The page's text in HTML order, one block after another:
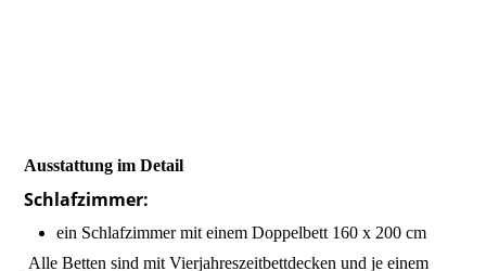
Ausstattung im Detail
Schlafzimmer:
ein Schlafzimmer mit einem Doppelbett 160 x 200 cm
Alle Betten sind mit Vierjahreszeitbettdecken und je einem